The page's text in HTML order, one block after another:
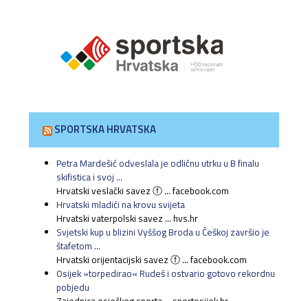
SPORTSKA HRVATSKA
Petra Mardešić odveslala je odličnu utrku u B finalu
skifistica i svoj ...
Hrvatski veslački savez ⓕ ... facebook.com
Hrvatski mladići na krovu svijeta
Hrvatski vaterpolski savez ... hvs.hr
Svjetski kup u blizini Vyššog Broda u Češkoj završio je
štafetom ...
Hrvatski orijentacijski savez ⓕ ... facebook.com
Osijek »torpedirao« Rudeš i ostvario gotovo rekordnu
pobjedu